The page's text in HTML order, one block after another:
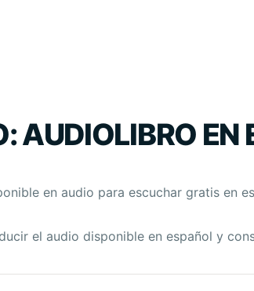
AUDIOLIBRO EN
en audio para escuchar gratis en
el audio disponible en español y